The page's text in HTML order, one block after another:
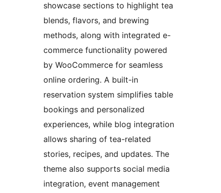
showcase sections to highlight tea
blends, flavors, and brewing
methods, along with integrated e-
commerce functionality powered
by WooCommerce for seamless
online ordering. A built-in
reservation system simplifies table
bookings and personalized
experiences, while blog integration
allows sharing of tea-related
stories, recipes, and updates. The
theme also supports social media
integration, event management